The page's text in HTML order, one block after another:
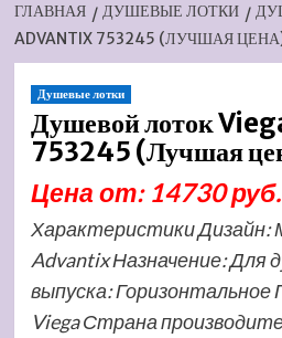
ГЛАВНАЯ ДУШЕВЫЕ ЛОТКИ
ADVANTIX 753245 (ЛУЧШАЯ
Душевые лотки
Душевой лоток
753245 (Лучшая
Цена от: 14730 руб.
Характеристики Дизайн:
Advantix Назначение: Для
выпуска: Горизонтальное
Viega Страна